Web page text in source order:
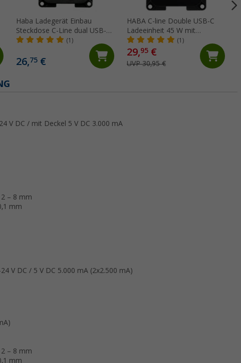
Haba Ladegerät Einbau
Steckdose C-Line dual USB-A
und USB-C 10-24 Volt
(1)
26,75 €
HABA C-line Double USB-C
Ladeeinheit 45 W mit
Anschlussklemme für
Fahrzeuge / Innenräume
(1)
29,95 €
UVP 30,95 €
V DC / mit Deckel 5 V DC 3.000 mA
– 8 mm
mm
V DC / 5 V DC 5.000 mA (2x2.500 mA)
– 8 mm
mm